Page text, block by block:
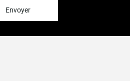
Envoyer